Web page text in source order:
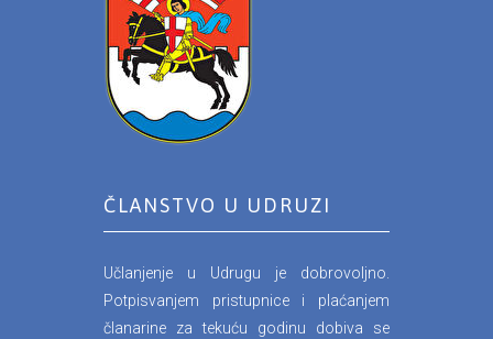
ČLANSTVO U UDRUZI
Učlanjenje u Udrugu je dobrovoljno.
Potpisvanjem pristupnice i plaćanjem
članarine za tekuću godinu dobiva se